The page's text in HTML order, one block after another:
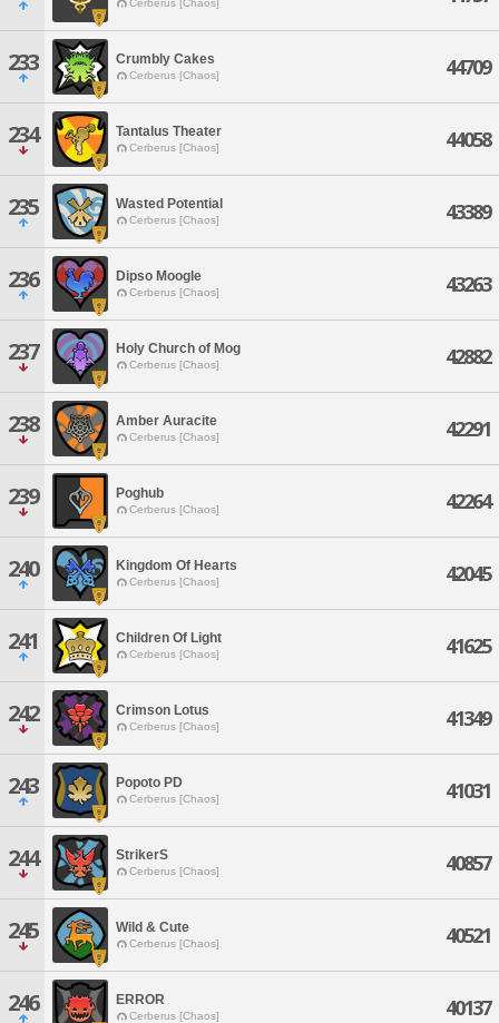
Cerberus [Chaos]
233 Crumbly Cakes
Cerberus [Chaos] 44709
234 Tantalus Theater
Cerberus [Chaos] 44058
235 Wasted Potential
Cerberus [Chaos] 43389
236 Dipso Moogle
Cerberus [Chaos] 43263
237 Holy Church of Mog
Cerberus [Chaos] 42882
238 Amber Auracite
Cerberus [Chaos] 42291
239 Poghub
Cerberus [Chaos] 42264
240 Kingdom Of Hearts
Cerberus [Chaos] 42045
241 Children Of Light
Cerberus [Chaos] 41625
242 Crimson Lotus
Cerberus [Chaos] 41349
243 Popoto PD
Cerberus [Chaos] 41031
244 StrikerS
Cerberus [Chaos] 40857
245 Wild & Cute
Cerberus [Chaos] 40521
246 ERROR
Cerberus [Chaos] 40137